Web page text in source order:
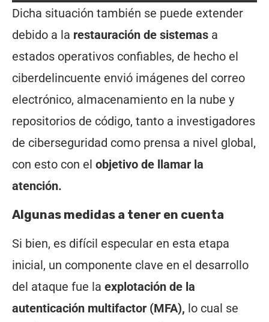
Dicha situación también se puede extender
debido a la restauración de sistemas a
estados operativos confiables, de hecho el
ciberdelincuente envió imágenes del correo
electrónico, almacenamiento en la nube y
repositorios de código, tanto a investigadores
de ciberseguridad como prensa a nivel global,
con esto con el objetivo de llamar la
atención.
Algunas medidas a tener en cuenta
Si bien, es difícil especular en esta etapa
inicial, un componente clave en el desarrollo
del ataque fue la explotación de la
autenticación multifactor (MFA), lo cual se